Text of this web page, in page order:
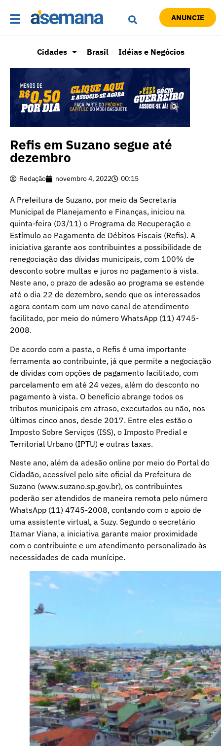
ANUNCIE
Cidades Brasil Idéias e Negócios
Refis em Suzano segue até
dezembro
Redação novembro 4, 2022 00:15
A Prefeitura de Suzano, por meio da Secretaria
Municipal de Planejamento e Finanças, iniciou na
quinta-feira (03/11) o Programa de Recuperação e
Estímulo ao Pagamento de Débitos Fiscais (Refis). A
iniciativa garante aos contribuintes a possibilidade de
renegociação das dívidas municipais, com 100% de
desconto sobre multas e juros no pagamento à vista.
Neste ano, o prazo de adesão ao programa se estende
até o dia 22 de dezembro, sendo que os interessados
agora contam com um novo canal de atendimento
facilitado, por meio do número WhatsApp (11) 4745-
2008.
De acordo com a pasta, o Refis é uma importante
ferramenta ao contribuinte, já que permite a negociação
de dívidas com opções de pagamento facilitado, com
parcelamento em até 24 vezes, além do desconto no
pagamento à vista. O benefício abrange todos os
tributos municipais em atraso, executados ou não, nos
últimos cinco anos, desde 2017. Entre eles estão o
Imposto Sobre Serviços (ISS), o Imposto Predial e
Territorial Urbano (IPTU) e outras taxas.
Neste ano, além da adesão online por meio do Portal do
Cidadão, acessível pelo site oficial da Prefeitura de
Suzano (www.suzano.sp.gov.br), os contribuintes
poderão ser atendidos de maneira remota pelo número
WhatsApp (11) 4745-2008, contando com o apoio de
uma assistente virtual, a Suzy. Segundo o secretário
Itamar Viana, a iniciativa garante maior proximidade
com o contribuinte e um atendimento personalizado às
necessidades de cada munícipe.